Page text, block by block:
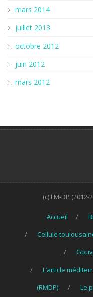
mars 2014
juillet 2013
octobre 2012
juin 2012
mars 2012
(c) LM-DP
Accueil
Cellule
L’article
(RMDP)
Le